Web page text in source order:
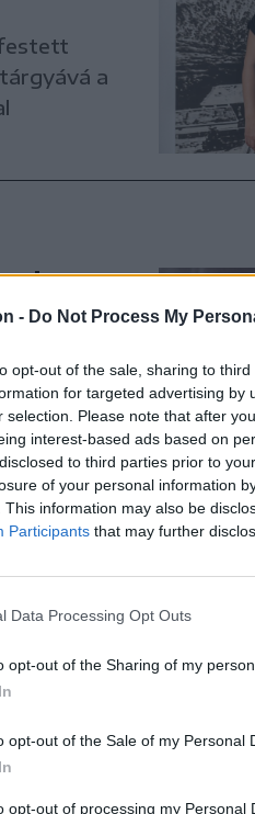
- Do Not Process My
opt-out of the sale, sharing to
for targeted advertising by
selection. Please note that after
interest-based ads based on
to third parties prior to
of your personal information
This information may also be
Participants that may further
Data Processing Opt Outs
opt-out of the Sharing of my
opt-out of the Sale of my Personal
opt-out of processing my Personal
a
a
a Csíki
az
szervezték
májusi
a